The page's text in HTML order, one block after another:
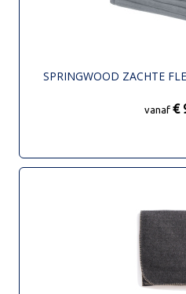
SPRINGWOOD ZACHTE
vanaf €